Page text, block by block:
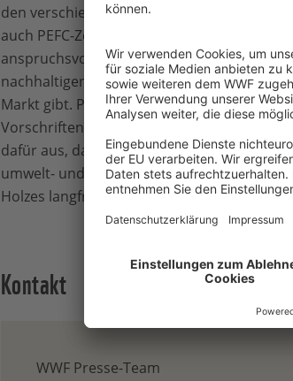
den verschiedenen Holz-Zertifikaten. So
auch PEFC-Zertifizierung. Der WWF sieht
anspruchsvoller an. Es gebe zudem
nachhaltigen Waldwirtschaft beizutragen.
Markt gibt. PEFC liefert hingegen keinen
Vorschriften, ist also eher eine
dafür aus, dass der Bund bei
umwelt- und klimafreundlich, gerade dann,
Holzes langfristig in Gebäuden gebunden
Kontakt
WWF Presse-Team